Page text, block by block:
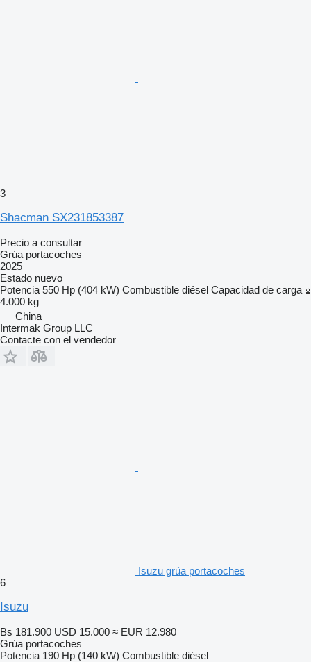
3
Shacman SX231853387
Precio a consultar
Grúa portacoches
2025
Estado nuevo
Potencia 550 Hp (404 kW) Combustible diésel Capacidad de carga
4.000 kg
China
Intermak Group LLC
Contacte con el vendedor
Isuzu grúa portacoches
6
Isuzu
Bs 181.900 USD 15.000 ≈ EUR 12.980
Grúa portacoches
Potencia 190 Hp (140 kW) Combustible diésel